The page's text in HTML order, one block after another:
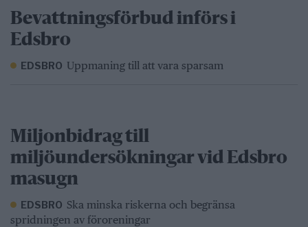
Bevattningsförbud införs i
Edsbro
EDSBRO Uppmaning till att vara sparsam
Miljonbidrag till
miljöundersökningar vid Edsbro
masugn
EDSBRO Ska minska riskerna och begränsa
spridningen av föroreningar